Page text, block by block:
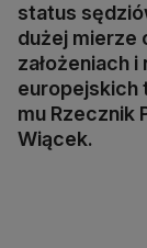
status
dużej mierze
założeniach
europejskich
mu Rzecznik
Wiącek.